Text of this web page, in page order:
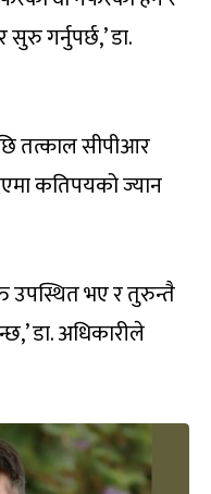
गर्नुपर्छ,’ डा.
तत्काल सीपीआर
कतिपयको ज्यान
उपस्थित भए र तुरुन्तै
डा. अधिकारीले